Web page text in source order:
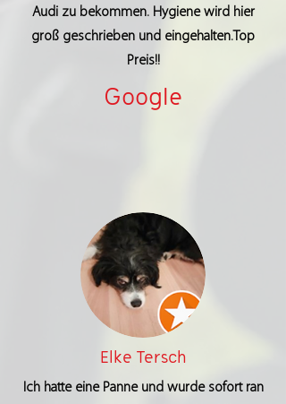
Audi zu bekommen. Hygiene wird hier
groß geschrieben und eingehalten.Top
Preis!!
Google
Elke Tersch
Ich hatte eine Panne und wurde sofort ran